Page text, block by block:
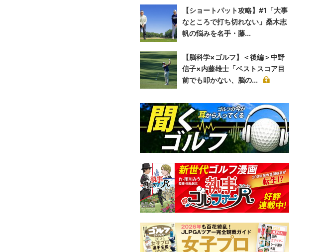
【ショートパット攻略】#1「大事
なところで打ち切れない」桑木志
帆の悩みを名手・藤...
【脳科学×ゴルフ】＜後編＞中野
信子×内藤雄士「ベストスコア目
前でも叩かない、脳の...